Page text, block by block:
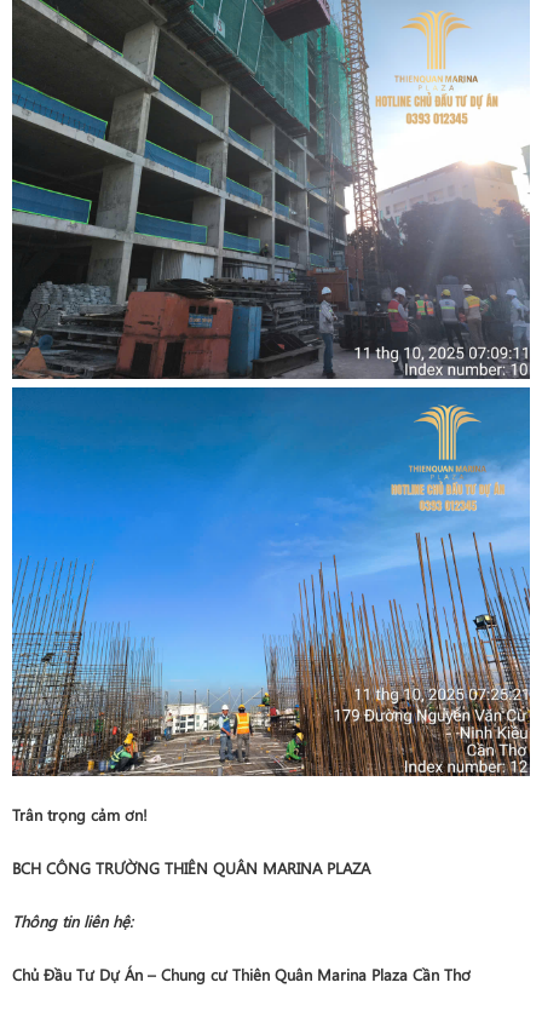
Trân trọng cảm ơn!
BCH CÔNG TRƯỜNG THIÊN QUÂN MARINA PLAZA
Thông tin liên hệ:
Chủ Đầu Tư Dự Án – Chung cư Thiên Quân Marina Plaza Cần Thơ